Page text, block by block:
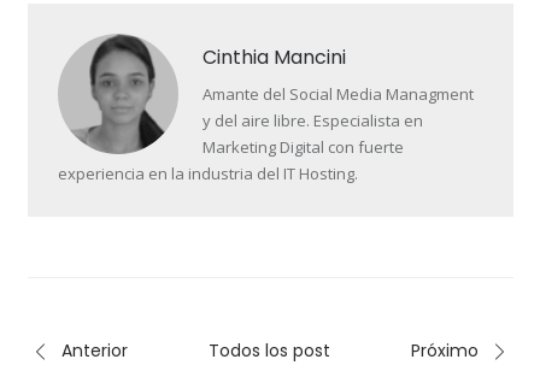
Cinthia Mancini
Amante del Social Media Managment
y del aire libre. Especialista en
Marketing Digital con fuerte
experiencia en la industria del IT Hosting.
Anterior Todos los post Próximo